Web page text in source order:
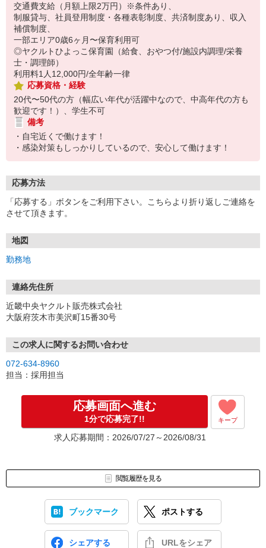
交通費支給（月額上限2万円）※条件あり、
制服貸与、社員登用制度・各種表彰制度、共済制度あり、収入
補償制度、
一部エリア0歳6ヶ月〜保育利用可
◎ヤクルトひよっこ保育園（給食、おやつ付/施設内調理/栄養
士・調理師）
利用料1人12,000円/全年齢一律
応募資格・経験
20代〜50代の方（幅広い年代が活躍中なので、中高年代の方も
歓迎です！）、学生不可
備考
・自宅近くで働けます！
・感染対策もしっかりしているので、安心して働けます！
応募方法
「応募する」ボタンをご利用下さい。こちらより折り返しご連絡を
させて頂きます。
地図
勤務地
連絡先住所
近畿中央ヤクルト販売株式会社
大阪府茨木市美沢町15番30号
この求人に関するお問い合わせ
072-634-8960
担当：採用担当
応募画面へ進む
1分で応募完了!! キープ
求人応募期間：2026/07/27～2026/08/31
閲覧履歴を見る
ブックマーク ポストする
シェアする URLをシェア